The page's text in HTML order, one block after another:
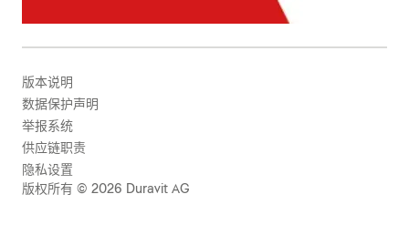
版本说明
数据保护声明
举报系统
供应链职责
隐私设置
版权所有 © 2026 Duravit AG